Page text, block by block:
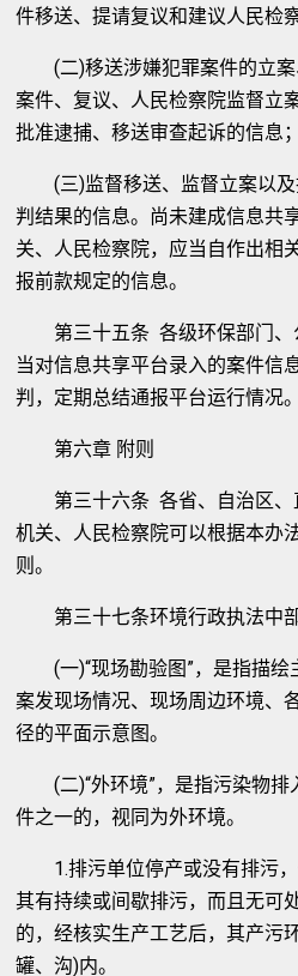
件移送、提请复议和建议人民检
(二)移送涉嫌犯罪案件的立案
案件、复议、人民检察院监督立
批准逮捕、移送审查起诉的信息；
(三)监督移送、监督立案以及
判结果的信息。尚未建成信息共
关、人民检察院，应当自作出相
报前款规定的信息。
第三十五条 各级环保部门、
当对信息共享平台录入的案件信
判，定期总结通报平台运行情况。
第六章 附则
第三十六条 各省、自治区、
机关、人民检察院可以根据本办
则。
第三十七条环境行政执法中部
(一)“现场勘验图”，是指描绘
案发现场情况、现场周边环境、
径的平面示意图。
(二)“外环境”，是指污染物排
件之一的，视同为外环境。
1.排污单位停产或没有排污，
其有持续或间歇排污，而且无可
的，经核实生产工艺后，其产污
罐、沟)内。